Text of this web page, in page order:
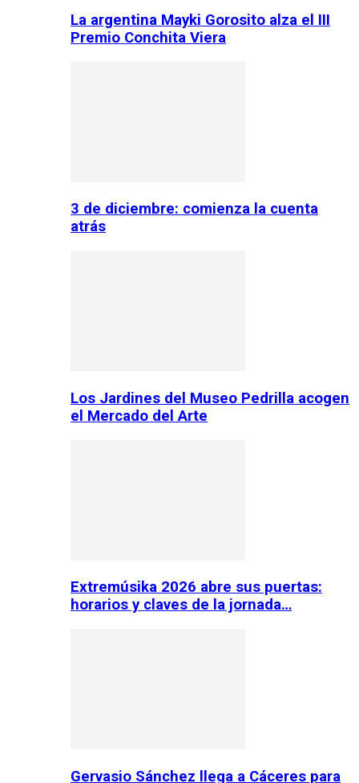
La argentina Mayki Gorosito alza el III
Premio Conchita Viera
3 de diciembre: comienza la cuenta
atrás
Los Jardines del Museo Pedrilla acogen
el Mercado del Arte
Extremúsika 2026 abre sus puertas:
horarios y claves de la jornada…
Gervasio Sánchez llega a Cáceres para